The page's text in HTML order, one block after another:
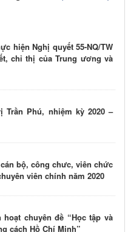
hiện Nghị quyết 55-NQ/TW
chỉ thị của Trung ương và
Phú, nhiệm kỳ 2020 –
bộ, công chưc, viên chức
viên chính năm 2020
chuyên đề “Học tập và
cách Hồ Chí Minh”